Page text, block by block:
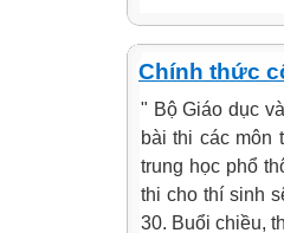
Chính thức
" Bộ Giáo dục
bài thi các môn
trung học phổ
thi cho thí sinh
30. Buổi chiều,